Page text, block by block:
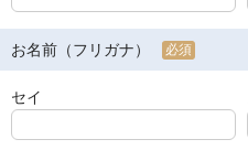
お名前（フリガナ） 必須
セイ